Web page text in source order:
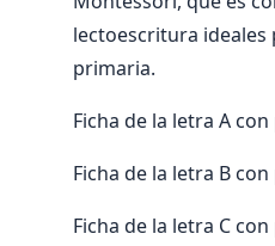
lectoescritura ideales
primaria.
Ficha de la letra A
Ficha de la letra B
Ficha de la letra C